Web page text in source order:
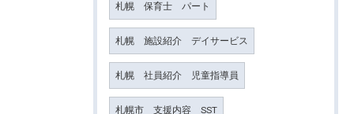
札幌 保育士 パート
札幌 施設紹介 デイサービス
札幌 社員紹介 児童指導員
札幌市 支援内容 SST